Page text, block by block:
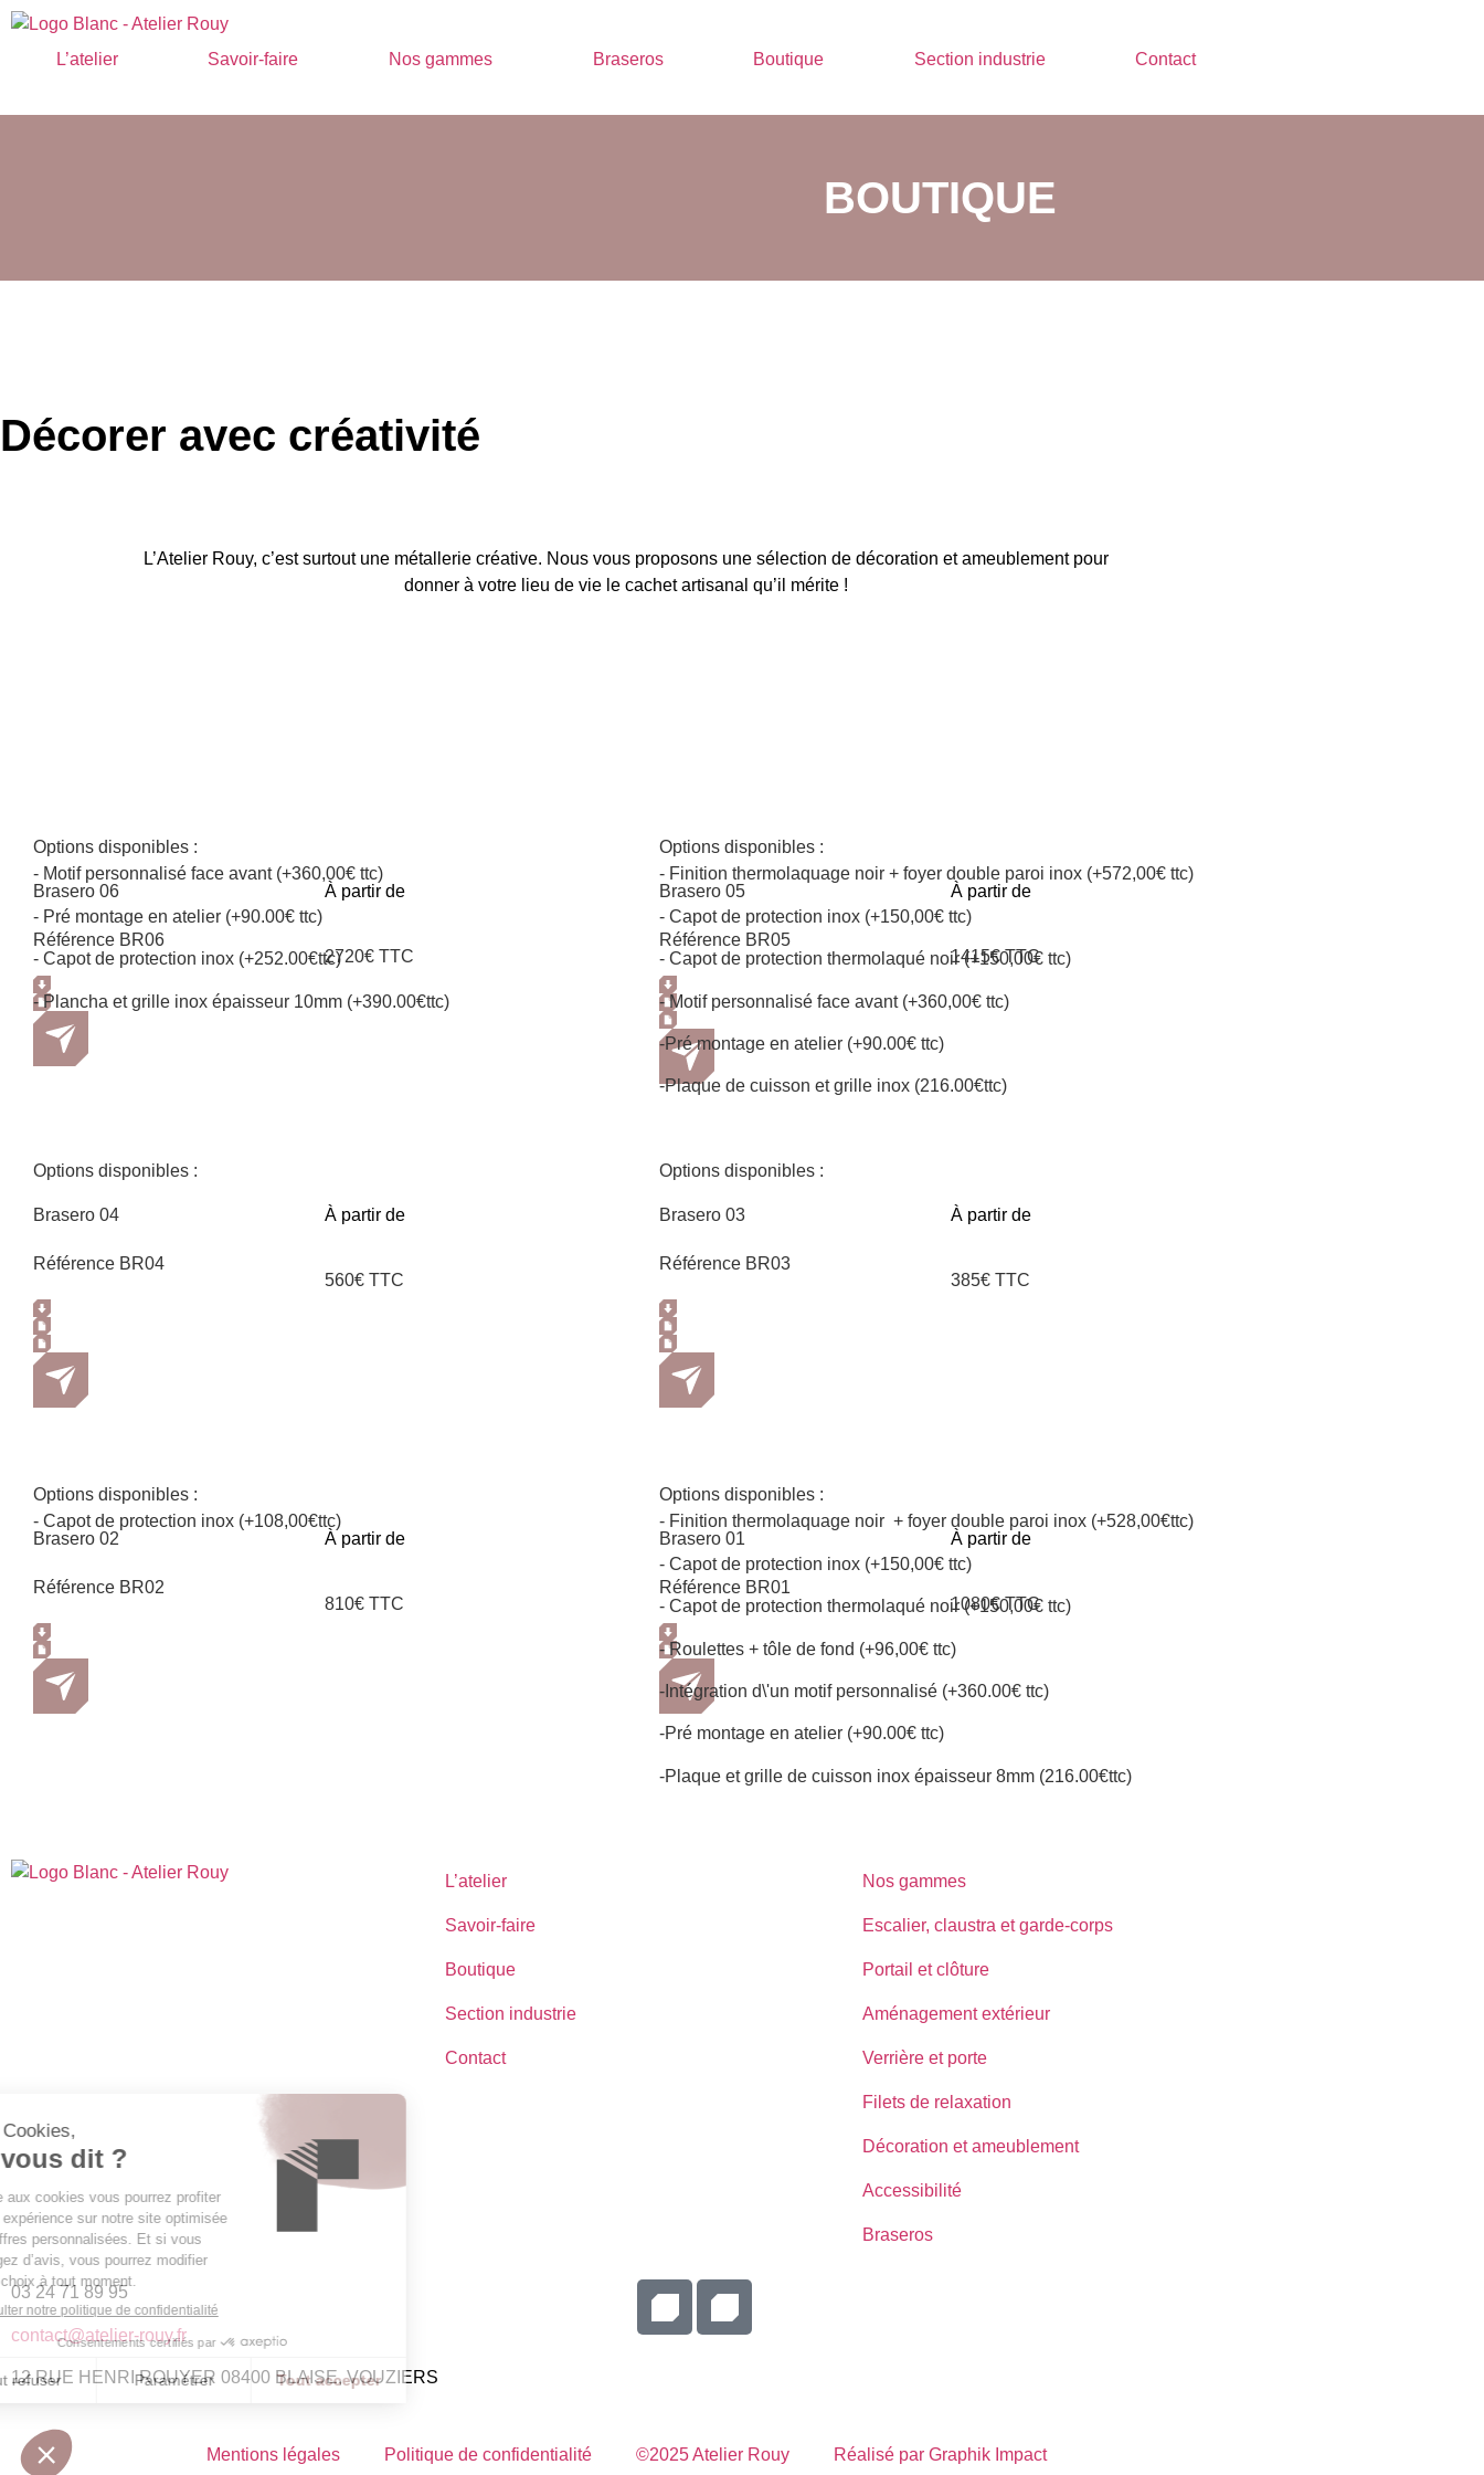
L’atelier Savoir-faire Nos gammes Braseros Boutique Section industrie Contact
BOUTIQUE
Décorer avec créativité
L’Atelier Rouy, c’est surtout une métallerie créative. Nous vous proposons une sélection de décoration et ameublement pour
donner à votre lieu de vie le cachet artisanal qu’il mérite !
Options disponibles :
- Motif personnalisé face avant (+360,00€ ttc)
- Pré montage en atelier (+90.00€ ttc)
- Capot de protection inox (+252.00€ttc)
- Plancha et grille inox épaisseur 10mm (+390.00€ttc)
Brasero 06
Référence BR06
À partir de
2720€ TTC
Options disponibles :
- Finition thermolaquage noir + foyer double paroi inox (+572,00€ ttc)
- Capot de protection inox (+150,00€ ttc)
- Capot de protection thermolaqué noir (+150,00€ ttc)
- Motif personnalisé face avant (+360,00€ ttc)
-Pré montage en atelier (+90.00€ ttc)
-Plaque de cuisson et grille inox (216.00€ttc)
Brasero 05
Référence BR05
À partir de
1415€ TTC
Options disponibles :
Brasero 04
Référence BR04
À partir de
560€ TTC
Options disponibles :
Brasero 03
Référence BR03
À partir de
385€ TTC
Options disponibles :
- Capot de protection inox (+108,00€ttc)
Brasero 02
Référence BR02
À partir de
810€ TTC
Options disponibles :
- Finition thermolaquage noir + foyer double paroi inox (+528,00€ttc)
- Capot de protection inox (+150,00€ ttc)
- Capot de protection thermolaqué noir (+150,00€ ttc)
- Roulettes + tôle de fond (+96,00€ ttc)
-Intégration d\'un motif personnalisé (+360.00€ ttc)
-Pré montage en atelier (+90.00€ ttc)
-Plaque et grille de cuisson inox épaisseur 8mm (216.00€ttc)
Brasero 01
Référence BR01
À partir de
1080€ TTC
L’atelier
Savoir-faire
Boutique
Section industrie
Contact
Nos gammes
Escalier, claustra et garde-corps
Portail et clôture
Aménagement extérieur
Verrière et porte
Filets de relaxation
Décoration et ameublement
Accessibilité
Braseros
03 24 71 89 95
contact@atelier-rouy.fr
12 RUE HENRI ROUYER 08400 BLAISE, VOUZIERS
Mentions légales Politique de confidentialité ©2025 Atelier Rouy Réalisé par Graphik Impact